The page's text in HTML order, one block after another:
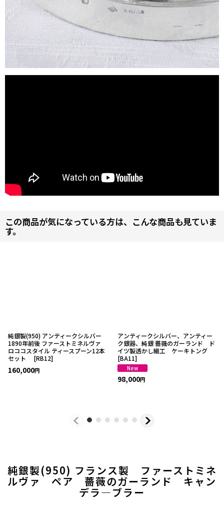
純銀製(950) フランス製 ファーストミネ
ルヴァ ペア 薔薇のガーランド キャン
デラ―ブラー
この商品が気になっている方は、こんな商品も見ていま
す。
純銀製(950) アンティークシルバー
1890年前後 ファーストミネルヴァ
ロココスタイル ティースプーン12本
セット
[RB12]
160,000円
アンティークシルバー、アンティー
ク銀器、純銀 薔薇のガーランド ド
イツ製透かし細工 ケーキトング
[BA11]
98,000円